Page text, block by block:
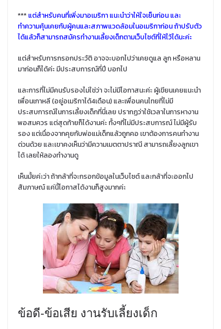
***แต่สำหรับคนที่เพิ่งมาอเมริกา แนะนำว่าให้ใจเย็นก่อน และ
ทำความคุ้นเคยกับผู้คนและสภาพแวดล้อมในอเมริกาก่อน ถ้าปรับตัว
ได้แล้วก็สามารถสมัครทำงานเลี้ยงเด็กตามเว็บไซต์ที่ให้ไว้ได้นะค่ะ
แต่สำหรับการกรอกประวัติ อาจจะบอกไปว่าเคยดูแล ลูก หรือหลาน
มาก่อนก็ได้ค่ะ มีประสบการณ์กี่ปี บอกไป
และการที่ไม่มีคนรับรองไม่ใช่ว่า จะไม่มีโอกาสนะค่ะ ผู้เขียนเคยแนะนำ
เพื่อนเกาหลี (อยู่อเมริกาได้4เดือน) และเพื่อนคนไทยที่ไม่มี
ประสบการณ์ในการเลี้ยงเด็กที่นี่เลย ปรากฏว่าใช้เวลาในการหางาน
พอสมควร แต่สุดท้ายก็ได้งานค่ะ ทั้งๆที่ไม่มีประสบการณ์ ไม่มีผู้รับ
รอง แต่เนื่องจากคุยกับพ่อแม่เด็กแล้วถูกคอ เขาต้องการคนทำงาน
ด่วนด้วย และเขาคงเห็นว่ามีความเมตตาปราณี สามารถเลี้ยงลูกเขา
ได้ เลยให้ลองทำงานดู
เห็นมั้ยค่ะว่า ถ้ากล้าที่จะกรอกข้อมูลในเว็บไซต์ และกล้าที่จะออกไป
สัมภาษณ์ แค่นี้โอกาสได้งานก็สูงมากค่ะ
ข้อดี-ข้อเสีย งานรับเลี้ยงเด็ก